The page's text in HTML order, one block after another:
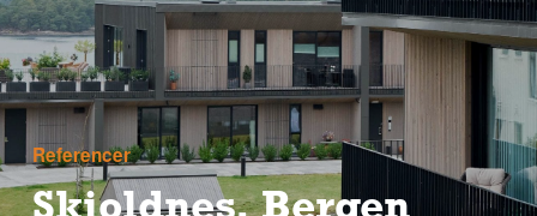
Referencer